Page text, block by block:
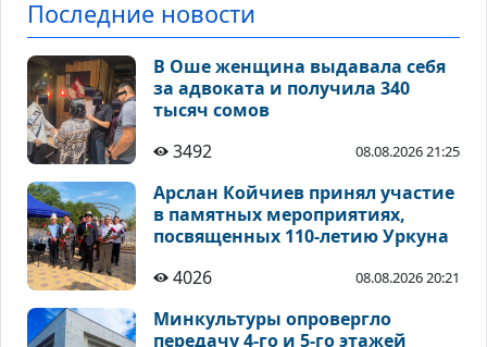
Последние новости
В Оше женщина выдавала себя
за адвоката и получила 340
тысяч сомов
3492
08.08.2026 21:25
Арслан Койчиев принял участие
в памятных мероприятиях,
посвященных 110-летию Уркуна
4026
08.08.2026 20:21
Минкультуры опровергло
передачу 4-го и 5-го этажей